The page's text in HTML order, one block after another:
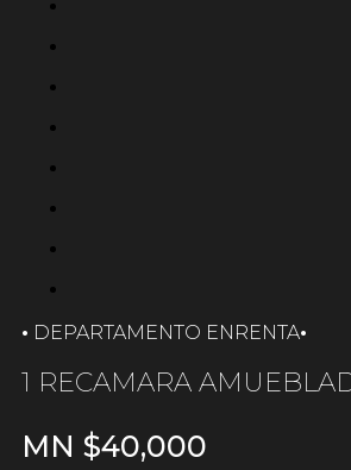
· DEPARTAMENTO EN RENTA·
1 RECAMARA
MN $40,000